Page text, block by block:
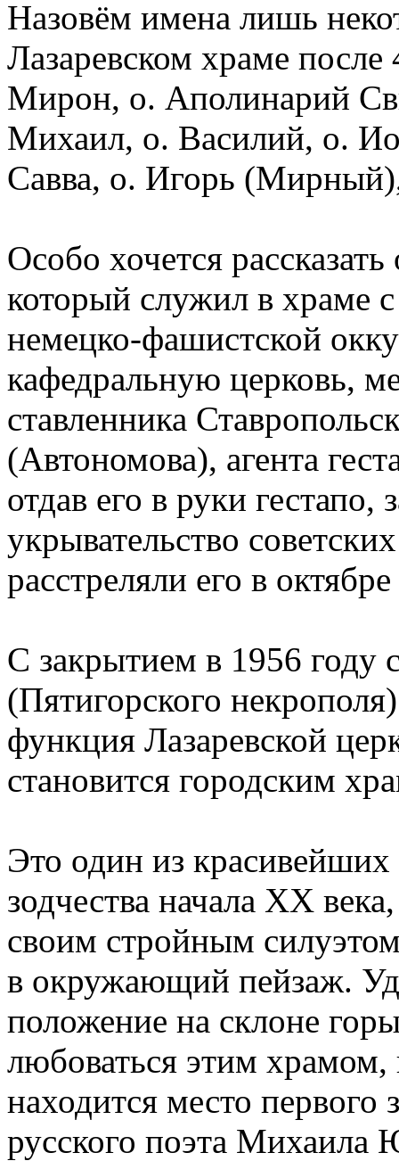
Назовём имена лишь
Лазаревском храме
Мирон, о. Аполинарий
Михаил, о. Василий, о.
Савва, о. Игорь
Особо хочется
который служил в храме
немецко-фашистской
кафедральную церковь,
ставленника
(Автономова), агента
отдав его в руки
укрывательство
расстреляли его в
С закрытием в 1956 году
(Пятигорского
функция Лазаревской
становится городским
Это один из
зодчества начала XX
своим стройным
в окружающий пейзаж.
положение на склоне
любоваться этим храмом,
находится место первого
русского поэта Михаила